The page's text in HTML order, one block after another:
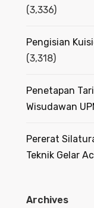
(3,336)
Pengisian
(3,318)
Penetapan
Wisudawan
Pererat
Teknik Gelar
Archives